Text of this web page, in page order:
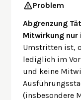
Problem
Abgrenzung
Mitwirkung
Umstritten ist,
lediglich im
und keine
(insbesondere